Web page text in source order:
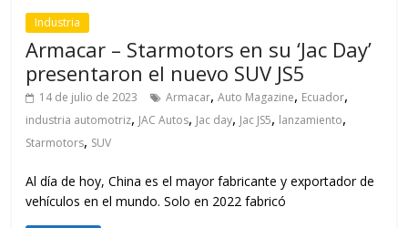
Industria
Armacar – Starmotors en su ‘Jac Day’
presentaron el nuevo SUV JS5
14 de julio de 2023 Armacar,Auto Magazine, Ecuador,
industria automotriz, JAC Autos, Jac day, Jac JS5, lanzamiento,
Starmotors, SUV
Al día de hoy, China es el mayor fabricante y exportador de
vehículos en el mundo. Solo en 2022 fabricó